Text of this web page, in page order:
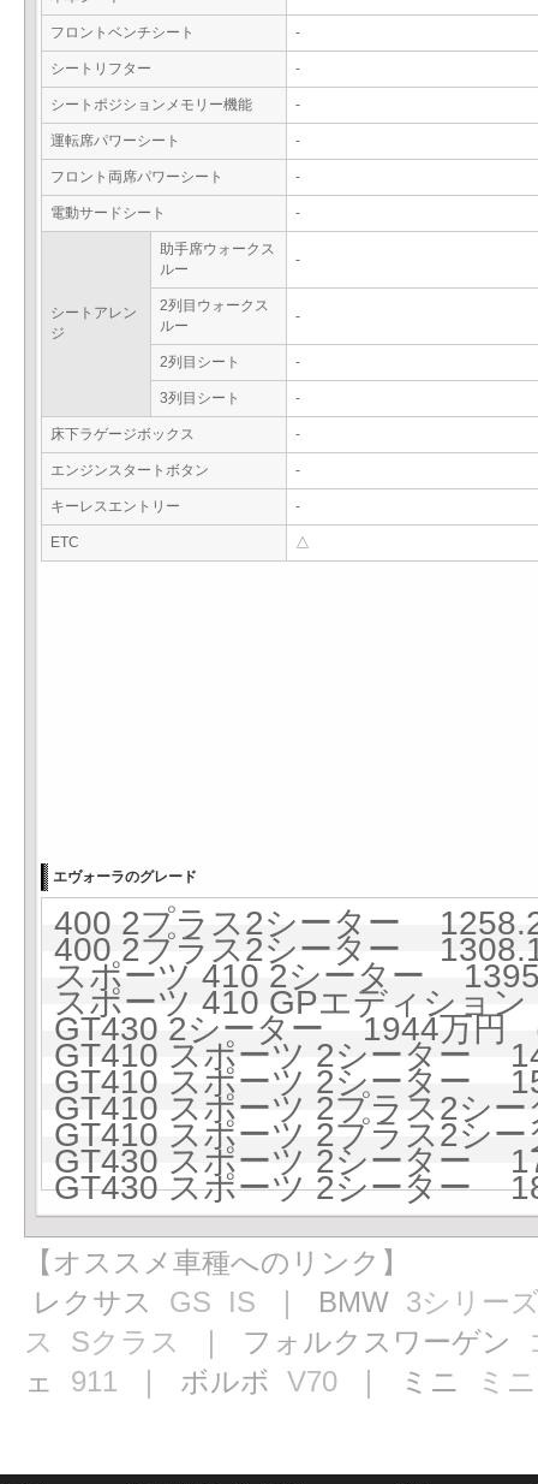
フロントベンチシート -
シートリフター -
シートポジションメモリー機能 -
運転席パワーシート -
フロント両席パワーシート -
電動サードシート -
シートアレン
ジ
助手席ウォークス
ルー
-
2列目ウォークス
ルー
-
2列目シート -
3列目シート -
床下ラゲージボックス -
エンジンスタートボタン -
キーレスエントリー -
ETC △
エヴォーラのグレード
400 2プラス2シーター
400 2プラス2シーター
スポーツ 410 2シーター
スポーツ 410 GPエディショ
GT430 2シーター 1944万円
GT410 スポーツ 2シーター
GT410 スポーツ 2シーター
GT410 スポーツ 2プラス2シ
GT410 スポーツ 2プラス2シ
GT430 スポーツ 2シーター
GT430 スポーツ 2シーター
【オススメ車種へのリンク】
レクサス GS IS ｜ BMW 3シリー
ス
Sクラス ｜ フォルクスワーゲン
ェ 911 ｜ ボルボ V70 ｜ ミニ ミニ